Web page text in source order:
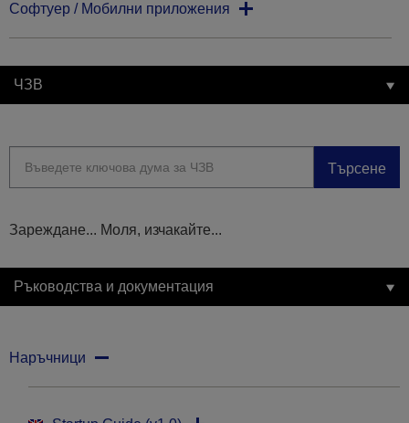
Софтуер / Мобилни приложения
ЧЗВ
Търсене
Зареждане... Моля, изчакайте...
Ръководства и документация
Наръчници